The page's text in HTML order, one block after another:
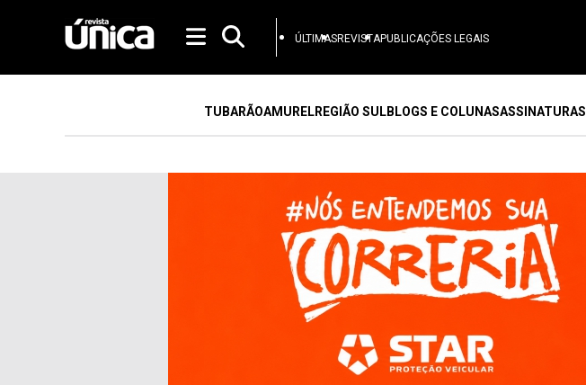
ÚLTIMASREVISTAPUBLICAÇÕES LEGAIS
TUBARÃOAMURELREGIÃO SULBLOGS E COLUNASASSINATURAS